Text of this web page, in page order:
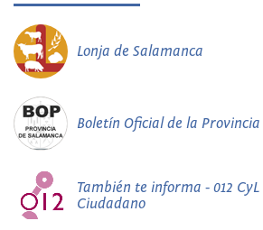
Lonja de Salamanca
Boletín Oficial de la Provincia
También te informa - 012
Ciudadano